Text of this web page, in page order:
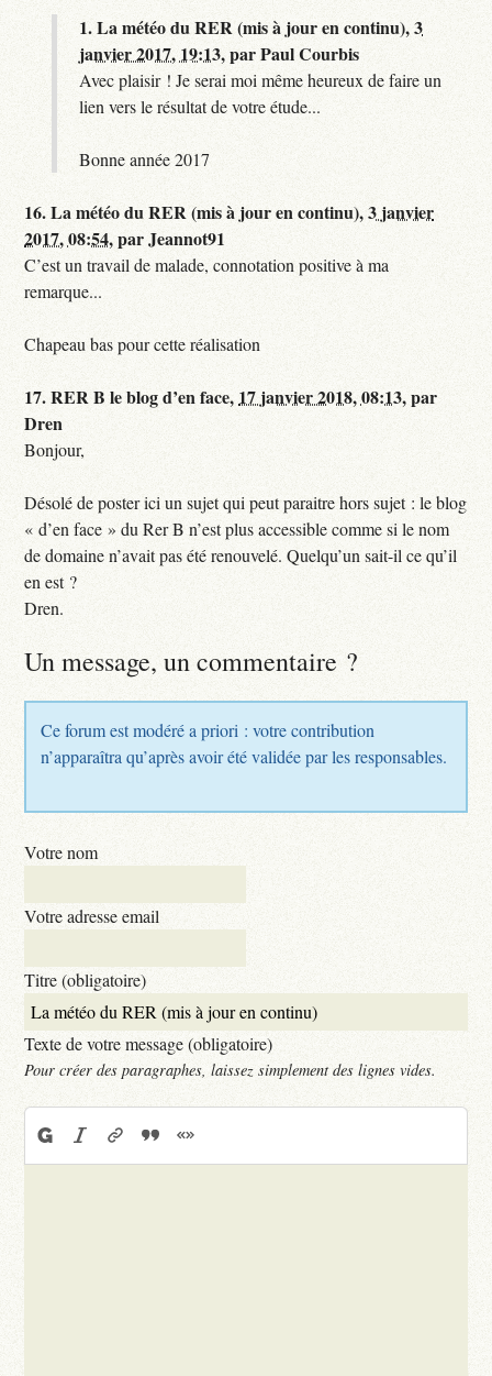
1.La météo du RER (mis à jour en continu),3
janvier 2017, 19:13,parPaul Courbis
Avec plaisir ! Je serai moi même heureux de faire un
lien vers le résultat de votre étude...
Bonne année 2017
16.La météo du RER (mis à jour en continu),3 janvier
2017, 08:54,parJeannot91
C’est un travail de malade, connotation positive à ma
remarque...
Chapeau bas pour cette réalisation
17.RER B le blog d’en face, 17 janvier 2018, 08:13,par
Dren
Bonjour,
Désolé de poster ici un sujet qui peut paraitre hors sujet : le blog
« d’en face » du Rer B n’est plus accessible comme si le nom
de domaine n’avait pas été renouvelé. Quelqu’un sait-il ce qu’il
en est ?
Dren.
Un message, un commentaire ?
Ce forum est modéré a priori : votre contribution
n’apparaîtra qu’après avoir été validée par les responsables.
Votre nom
Votre adresse email
Titre (obligatoire)
Texte de votre message (obligatoire)
Pour créer des paragraphes, laissez simplement des lignes vides.